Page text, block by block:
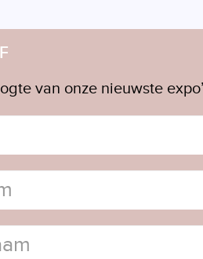
van onze nieuwste